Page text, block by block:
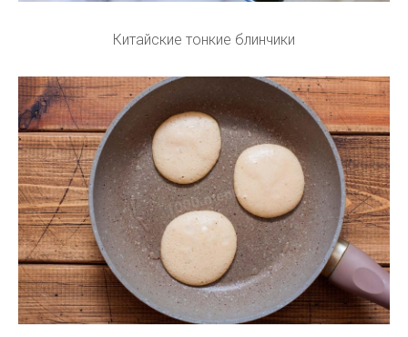
Китайские тонкие блинчики